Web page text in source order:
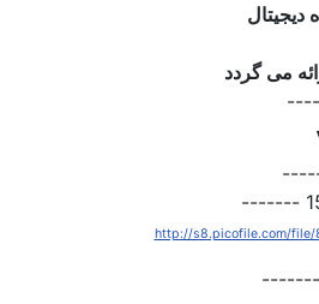
می گردد
http://s8.picofile.com/file/